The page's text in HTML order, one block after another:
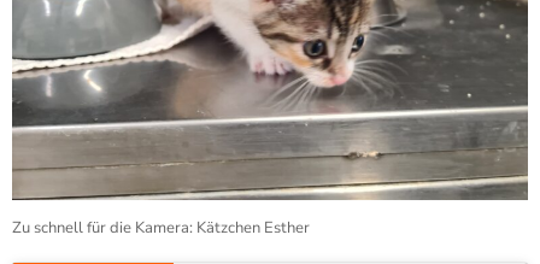
Zu schnell für die Kamera: Kätzchen Esther